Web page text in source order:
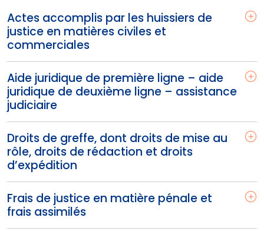
Actes accomplis par les huissiers de
justice en matières civiles et
commerciales
Aide juridique de première ligne – aide
juridique de deuxième ligne – assistance
judiciaire
Droits de greffe, dont droits de mise au
rôle, droits de rédaction et droits
d’expédition
Frais de justice en matière pénale et
frais assimilés